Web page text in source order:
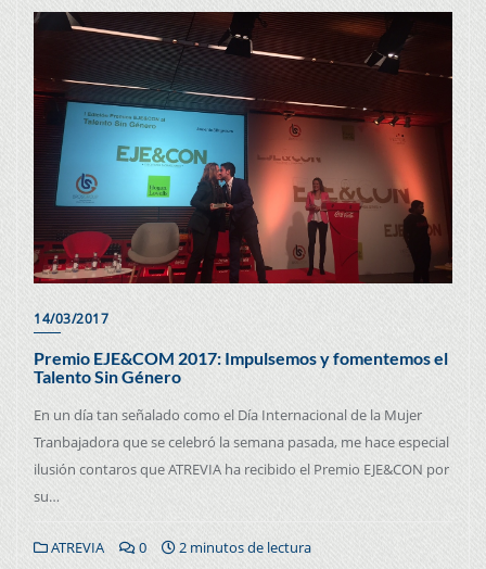
14/03/2017
Premio EJE&COM 2017: Impulsemos y fomentemos el
Talento Sin Género
En un día tan señalado como el Día Internacional de la Mujer
Tranbajadora que se celebró la semana pasada, me hace especial
ilusión contaros que ATREVIA ha recibido el Premio EJE&CON por
su…
ATREVIA 0 2 minutos de lectura